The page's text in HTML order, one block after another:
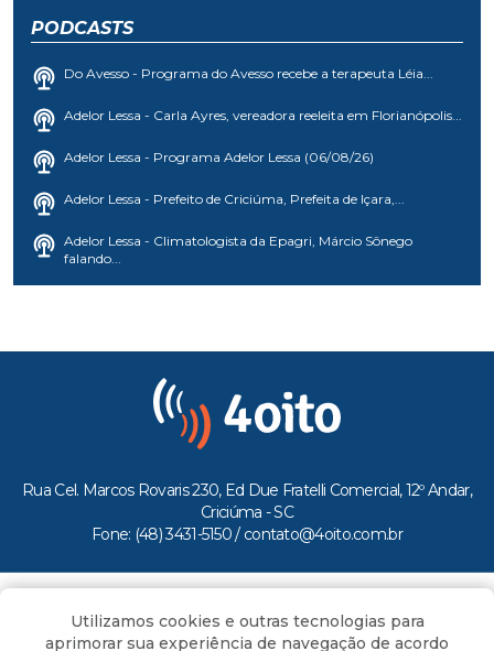
PODCASTS
Do Avesso - Programa do Avesso recebe a terapeuta Léia...
Adelor Lessa - Carla Ayres, vereadora reeleita em Florianópolis...
Adelor Lessa - Programa Adelor Lessa (06/08/26)
Adelor Lessa - Prefeito de Criciúma, Prefeita de Içara,...
Adelor Lessa - Climatologista da Epagri, Márcio Sônego
falando...
Rua Cel. Marcos Rovaris 230, Ed Due Fratelli Comercial, 12º Andar,
Criciúma - SC
Fone: (48) 3431-5150 / contato@4oito.com.br
Todos os direitos reservados ao Portal 4oito
Utilizamos cookies e outras tecnologias para
aprimorar sua experiência de navegação de acordo